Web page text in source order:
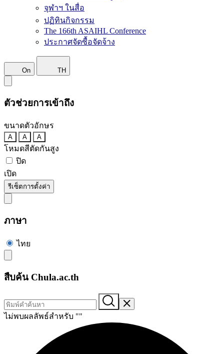
จุฬาฯ ในสื่อ
ปฏิทินกิจกรรม
The 166th ASAIHL Conference
ประกาศจัดซื้อจัดจ้าง
On TH
ตัวช่วยการเข้าถึง
ขนาดตัวอักษร
A A A
โหมดสีตัดกันสูง
ปิด
เปิด
รีเซ็ตการตั้งค่า
ภาษา
ไทย
สืบค้น Chula.ac.th
ไม่พบผลลัพธ์สำหรับ ""